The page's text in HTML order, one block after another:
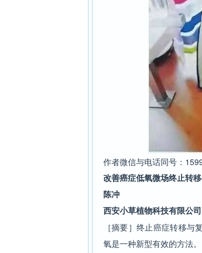
作者微信与电话同号：
改善癌症低氧微场终止转
陈冲
西安小草植物科技有限公司
［摘要］终止癌症转移
氧是一种新型有效的方法。